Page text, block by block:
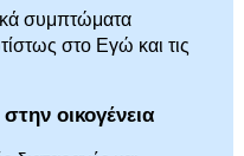
συμπτώματα
στο Εγώ και τις
οικογένεια